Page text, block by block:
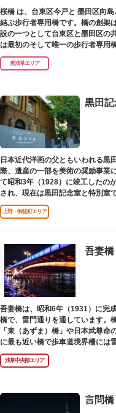
桜橋 は、台東区今戸と 墨田区向
結ぶ歩行者専用橋です。橋の創架
設の一つとして台東区と墨田区の
は最初のそして唯一の歩行者専用橋
奥浅草エリア
黒田
日本近代洋画の父ともいわれる黒
際、遺産の一部を美術の奨励事業
て昭和3年（1928）に竣工したの
され、現在は黒田記念室と特別室
上野・御徒町エリア
吾妻橋
吾妻橋は、昭和6年（1931）に完
橋で、雷門通りを通しています。
「東（あずま）橋」や日本武尊
に最も近い橋で歩車道境界柵には
浅草中央部エリア
言問橋